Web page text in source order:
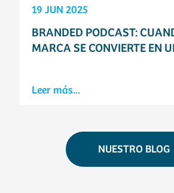
19 JUN 2025
BRANDED PODCAST:
MARCA SE CONVIERTE EN
Leer más...
NUESTRO BLOG